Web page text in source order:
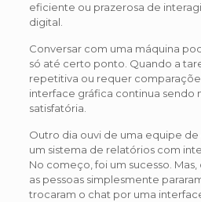
eficiente ou prazerosa de
digital.
Conversar com uma máquina
só até certo ponto. Quando a
repetitiva ou requer
interface gráfica continua sendo
satisfatória.
Outro dia ouvi de uma equipe
um sistema de relatórios com
No começo, foi um sucesso.
as pessoas simplesmente
trocaram o chat por uma